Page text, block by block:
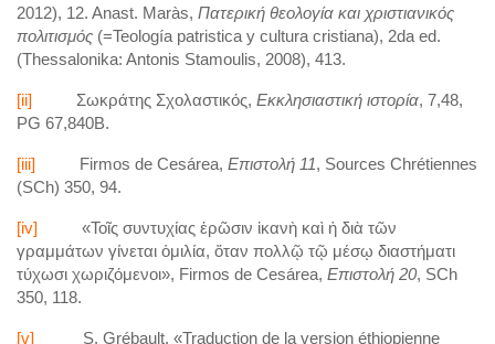
2012), 12. Anast. Maràs, Πατερική θεολογία και χριστιανικός
πολιτισμός (=Teología patristica y cultura cristiana), 2da ed.
(Thessalonika: Antonis Stamoulis, 2008), 413.
[ii] Σωκράτης Σχολαστικός, Εκκλησιαστική ιστορία, 7,48,
PG 67,840Β.
[iii] Firmos de Cesárea, Επιστολή 11, Sources Chrétiennes
(SCh) 350, 94.
[iv]
«Τοῖς συντυχίας ἑρῶσιν ἱκανὴ καὶ ἡ διὰ τῶν
γραμμάτων γίνεται ὁμιλία, ὅταν πολλῷ τῷ μέσῳ διαστήματι
τύχωσι χωριζόμενοι», Firmos de Cesárea, Επιστολή 20, SCh
350, 118.
[v] S. Grébault, «Traduction de la version éthiopienne